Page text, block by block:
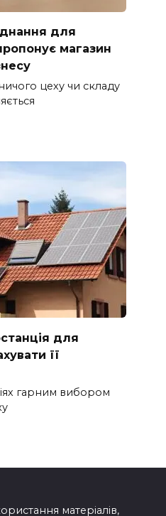
для
магазин
цеху чи складу
для
її
гарним вибором
матеріалів,